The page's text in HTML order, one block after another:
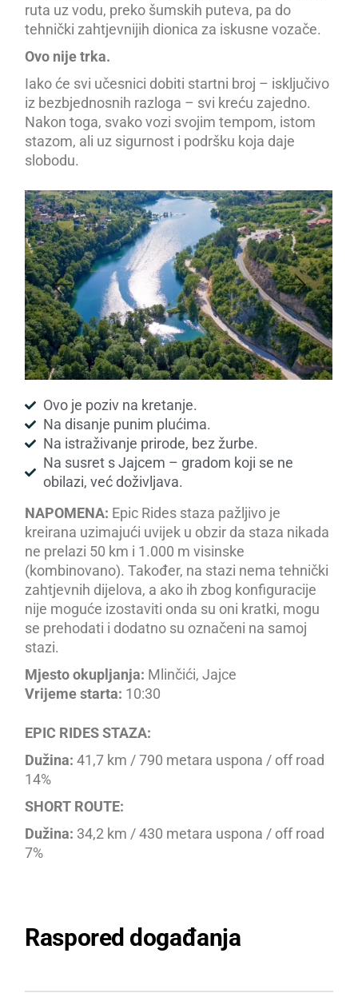
ruta uz vodu, preko šumskih puteva, pa do
tehnički zahtjevnijih dionica za iskusne vozače.
Ovo nije trka.
Iako će svi učesnici dobiti startni broj – isključivo
iz bezbjednosnih razloga – svi kreću zajedno.
Nakon toga, svako vozi svojim tempom, istom
stazom, ali uz sigurnost i podršku koja daje
slobodu.
Ovo je poziv na kretanje.
Na disanje punim plućima.
Na istraživanje prirode, bez žurbe.
Na susret s Jajcem – gradom koji se ne
obilazi, već doživljava.
NAPOMENA: Epic Rides staza pažljivo je
kreirana uzimajući uvijek u obzir da staza nikada
ne prelazi 50 km i 1.000 m visinske
(kombinovano). Također, na stazi nema tehnički
zahtjevnih dijelova, a ako ih zbog konfiguracije
nije moguće izostaviti onda su oni kratki, mogu
se prehodati i dodatno su označeni na samoj
stazi.
Mjesto okupljanja: Mlinčići, Jajce
Vrijeme starta: 10:30
EPIC RIDES STAZA:
Dužina: 41,7 km / 790 metara uspona / off road
14%
SHORT ROUTE:
Dužina: 34,2 km / 430 metara uspona / off road
7%
Raspored događanja